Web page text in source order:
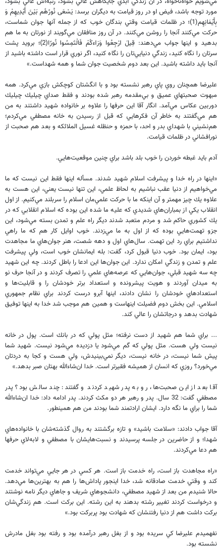
مورد توجه باشد، فيض او در روز قيامت به ديگران برسد: يَسْعَى نُورُهُم بَيْنَ أَيْدِيهِمْ وَ
بِأَيْمَانِهِم(1)؛ در ظلمات قيامت وقتي بندگان خوب كه از جمله‌ آنها جوان شماست،
حركت مي‌كنند آنجا را روشن مي‌كنند. در آن روز منافقان مي‌گويند از نورتان به ما هم
بدهيد و اينها جواب مي‌دهند: قِيلَ ارْجِعُوا وَرَاءكُمْ فَالْتَمِسُوا نُورًا(2)؛ برويد پشت
سرتان را نگاه كنيد، زندگي دنيايي‌تان را نگاه كنيد، اگر نوري قرار است داشته باشيد از
آنجا بايد داشته باشيد. اين بعد دوم شخصيت جوان شما و همه شهداست.»
عليرضا همچنان روي پاي رهبر نشسته بود و با انگشتان كوچكش بازي مي‌كرد. همه
مبهوت صحبتهاي عميق و بي‌مقدمه‌ رهبر شده بودند و فقط صداي چيليك چيليك
دوربين عكاس مي‌آمد. انگار آقا اين حرفها را علاوه بر خانواده شهيد داشتند به من
هم مي‌گفتند به خاطر آن فكرهايي كه قبل از رسيدن به خانه مصطفي مي‌كردم؛
هم‌نشيني با شهداي بدر و احد، با حمزه و حنظله غسيل الملائكه و بعد هم صحبت از
نورافشاني در ظلمات قيامت.
آدم بايد غبطه خوردن را خوب بلد باشد براي چنين موقعيت‌هايي.
«اينها در راه خدا و پيشرفت اسلام شهيد شدند. مسأله اينها فقط اين نيست كه ما
مي‌خواهيم از دنيا عقب نباشيم به لحاظ علمي، اين تنها نيست يعني، اين هست به
علاوه يك چيز مهمتر و آن اينكه ما با حركت علمي‌مان اسلام را سربلند مي‌كنيم. از اول
انقلاب يكي از بمباران‌هاي شديدي كه عليه ما شده اين بوده كه اسلام انقلابي كه در
يك كشوري حاكم شد و مردم متعبد شدند ديگر راه علم و تمدن بسته مي‌شود، اين
جزو تهمت‌هايي بوده كه از اول به ما مي‌زدند. خوب اوايل كار هم كه ما راهي
نداشتيم براي رد اين تهمت. سال‌هاي اول و دهه شصت، هنر جوان‌هاي ما مجاهدت
بود، ايمان بود. خوب دنيا قبول كرد، گفت: بله ايمانشان خوب است، ولي پيشرفت
علم و تمدن و زندگي امكان ندارد. اين جوان‌ها اين ادعا را باطل كردند. چه اين شهيد
چه سه شهيد قبلي، جوان‌هايي كه عرصه‌هاي علمي را تصرف كردند و در آنجا حرف نو
به ميدان آوردند و هويت پيشرونده و استعداد برتر خودشان را و قابليت‌ها و
استعداد‌هاي خودشان را نشان دادند، اينها آبرو درست كردند براي نظام جمهوري
اسلامي. اين بخش دوم فضيلت اينهاست و همين هم موجب شد خدا به اينها توفيق
شهادت بدهد و درجاتشان را عالي كند.
... براي شما هم شهيد از دست نرفته؛ مثل پولي كه در بانك است. پول در خانه
نيست ولي هست. مثل پولي كه گم مي‌شود يا دزديده مي‌شود نيست. شهيد شما
پيش شما نيست، در خانه نيست، ديگر نمي‌بينيدش، ولي هست و كجا به دردتان
مي‌خورد؟ روزي كه انسان از هميشه فقيرتر است. خدا ان‌شاءالله بهتان صبر بدهد.»
آقا بعد از اين صحبت‌ها، رو به پدر شهيد كردند و گفتند: چند سالش بود؟ پدر
مصطفي گفت: 32 سال. پدر و رهبر هر دو مكث كردند. پدر ادامه داد: خدا ان‌شاءالله
شما را براي ما نگه دارد. ايشان ارادتمند شما بودند من هم همينطور.
آقا جواب دادند: «سلامت باشيد» و تازه برگشتند به روال گذشته‌شان با خانواده‌هاي
شهدا؛ و از حاضرين در جلسه پرسيدند و نسبت‌هايشان با مصطفي و لابه‌لاي حرفها
هم دعا مي‌كردند.
«راه مجاهدت باز است، راه خدمت باز است. هر كسي در هر جايي مي‌تواند خدمت
كند و وقتي خدمت صادقانه شد، خدا اينجور پاداش‌ها را هم به بهترين‌ها مي‌دهد.
حالا شنيدم من بعد از شهيد مصطفي، دانشجوهاي شريف و جاهاي ديگر نامه نوشتند
و درخواست كردند تغيير رشته بدهند به اين رشته. اين بركت است. هم زندگي‌شان
بركت داشت هم از دنيا رفتنشان كه شهادت بود پربركت بود.»
نفهميدم عليرضا كي سريده بود و از بغل رهبر درآمده بود و رفته بود بغل مادرش
نشسته بود.